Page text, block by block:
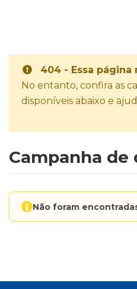
404 - Essa página
No entanto, confira as
disponíveis abaixo e
Campanha de
Não foram